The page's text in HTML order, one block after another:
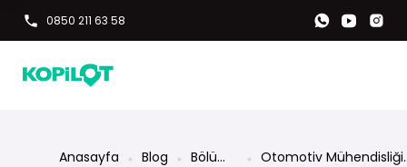
0850 211 63 58
Anasayfa Blog
Bölüm
Otomotiv Mühendisliği